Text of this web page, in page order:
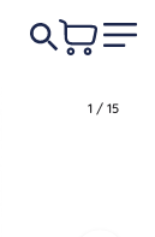
1 / 15
Do košíku